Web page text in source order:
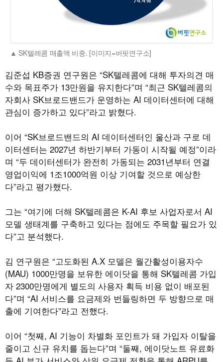
SK텔레콤 매출액 비중. [이미지=버핏연구소]
김준섭 KB증권 연구원은 “SK텔레콤에 대해 투자의견 매
수와 목표주가 13만원을 유지한다”며 “최근 SK텔레콤의
자회사 SK브로드밴드가 운영하는 AI 데이터센터에 대해
관심이 증가하고 있다”라고 밝혔다.
이어 “SK브로드밴드의 AI 데이터센터인 울산과 구로 데
이터센터는 2027년 하반기부터 가동이 시작될 예정”이라
며 “두 데이터센터가 완전히 가동되는 2031년부터 연결
영업이익에 1조1000억원 이상 기여할 것으로 예상한
다”라고 평가했다.
그는 “여기에 더해 SK텔레콤은 K-AI 후보 사업자로서 AI
모델 생태계를 구축하고 있다는 점에도 주목할 필요가 있
다”고 분석했다.
김 연구원은 “고도화된 A.X 모델은 월간활성이용자수
(MAU) 1000만명을 보유한 에이닷을 통해 SK텔레콤 가입
자 2300만명에게 별도의 사용자 획득 비용 없이 배포된
다”며 “AI 서비스를 요금제와 번들링하면 두 방향으로 매
출에 기여한다”라고 전했다.
이어 “첫째, AI 기능이 차별화 포인트가 돼 가입자 이탈을
줄이고 신규 유치를 돕는다”며 “둘째, 에이닷노트 유료화